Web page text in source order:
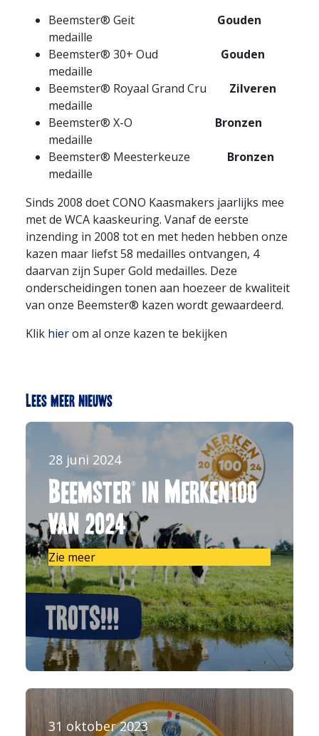
Beemster® Geit Gouden
medaille
Beemster® 30+ Oud Gouden
medaille
Beemster® Royaal Grand Cru Zilveren
medaille
Beemster® X-O Bronzen
medaille
Beemster® Meesterkeuze Bronzen
medaille
Sinds 2008 doet CONO Kaasmakers jaarlijks mee
met de WCA kaaskeuring. Vanaf de eerste
inzending in 2008 tot en met heden hebben onze
kazen maar liefst 58 medailles ontvangen, 4
daarvan zijn Super Gold medailles. Deze
onderscheidingen tonen aan hoezeer de kwaliteit
van onze Beemster® kazen wordt gewaardeerd.
Klik hierom al onze kazen te bekijken
Lees meer nieuws
28 juni 2024
Beemster® in Merken100
van 2024
Zie meer
31 oktober 2023